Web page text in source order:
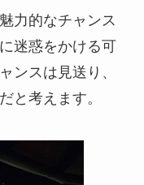
力的なチャンス
迷惑をかける可
ンスは見送り、
と考えます。